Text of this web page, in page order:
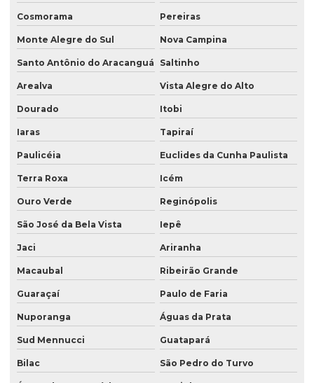
Cosmorama Pereiras
Monte Alegre do Sul Nova Campina
Santo Antônio do Aracanguá Saltinho
Arealva Vista Alegre do Alto
Dourado Itobi
Iaras Tapiraí
Paulicéia Euclides da Cunha Paulista
Terra Roxa Icém
Ouro Verde Reginópolis
São José da Bela Vista Iepê
Jaci Ariranha
Macaubal Ribeirão Grande
Guaraçaí Paulo de Faria
Nuporanga Águas da Prata
Sud Mennucci Guatapará
Bilac São Pedro do Turvo